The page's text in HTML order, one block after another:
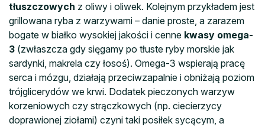
tłuszczowych z oliwy i oliwek. Kolejnym przykładem jest
grillowana ryba z warzywami – danie proste, a zarazem
bogate w białko wysokiej jakości i cenne kwasy omega-
3 (zwłaszcza gdy sięgamy po tłuste ryby morskie jak
sardynki, makrela czy łosoś). Omega-3 wspierają pracę
serca i mózgu, działają przeciwzapalnie i obniżają poziom
trójglicerydów we krwi. Dodatek pieczonych warzyw
korzeniowych czy strączkowych (np. ciecierzycy
doprawionej ziołami) czyni taki posiłek sycącym, a